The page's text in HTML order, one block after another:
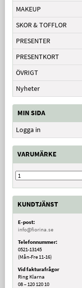
MAKEUP
SKOR & TOFFLOR
PRESENTER
PRESENTKORT
ÖVRIGT
Nyheter
MIN SIDA
Logga in
VARUMÄRKE
KUNDTJÄNST
E-post:
info@fiorina.se
Telefonnummer:
0521-13145
(Mån-Fre 11-16)
Vid fakturafrågor
Ring Klarna
08 – 120 120 10